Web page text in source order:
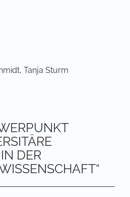
Tanja Sturm
DER